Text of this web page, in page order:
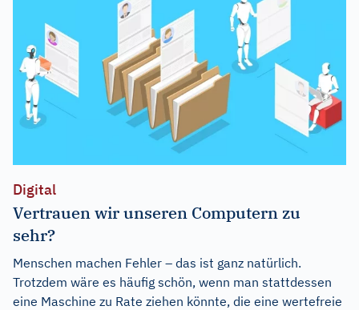
Digital
Vertrauen wir unseren Computern zu
sehr?
Menschen machen Fehler – das ist ganz natürlich.
Trotzdem wäre es häufig schön, wenn man stattdessen
eine Maschine zu Rate ziehen könnte, die eine wertefreie